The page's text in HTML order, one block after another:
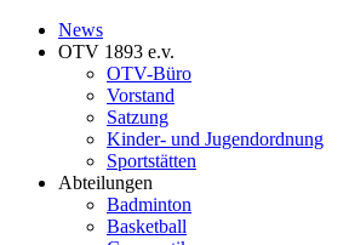
News
OTV 1893 e.v.
OTV-Büro
Vorstand
Satzung
Kinder- und Jugendordnung
Sportstätten
Abteilungen
Badminton
Basketball